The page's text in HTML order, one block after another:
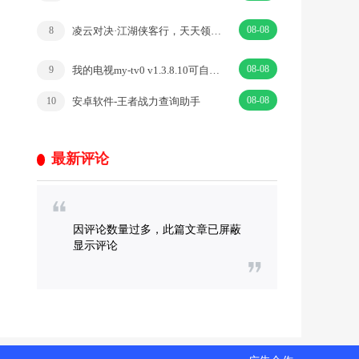
8 凌云对决·江湖侠客行，天天领点券·|卡牌·武侠 08-08
9 我的电视my-tv0 v1.3.8.10可自定义电视直播 08-08
10 安卓软件-王者战力查询助手 08-08
最新评论
因评论数量过多，此篇文章已屏蔽
显示评论